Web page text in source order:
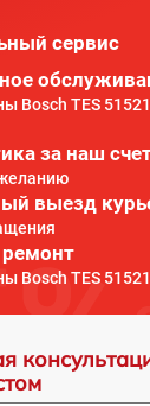
сервис
Bosch TES
за наш
выезд
Bosch TES